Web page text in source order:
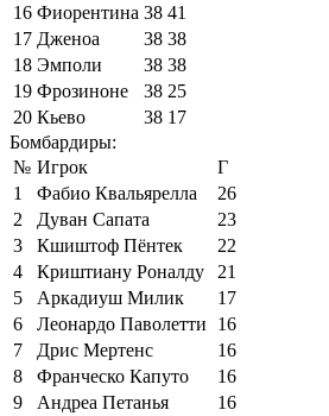
16 Фиорентина 38 41
17 Дженоа 38 38
18 Эмполи 38 38
19 Фрозиноне 38 25
20 Кьево 38 17
Бомбардиры:
№ Игрок
Г
1
Фабио Квальярелла
26
2
Дуван Сапата
23
3
Кшиштоф Пёнтек
22
4
Криштиану Роналду
21
5
Аркадиуш Милик
17
6
Леонардо Паволетти
16
7
Дрис Мертенс
16
8
Франческо Капуто
16
9
Андреа Петанья
16